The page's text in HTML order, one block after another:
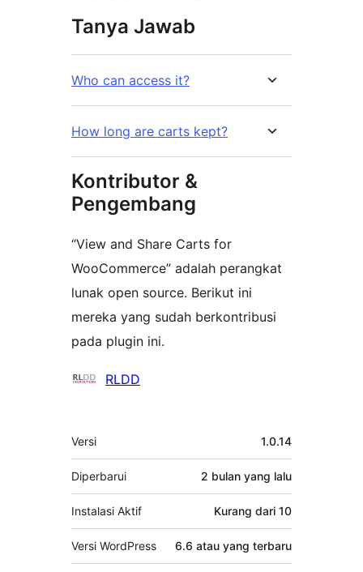
Tanya Jawab
Who can access it?
How long are carts kept?
Kontributor &
Pengembang
“View and Share Carts for
WooCommerce” adalah perangkat
lunak open source. Berikut ini
mereka yang sudah berkontribusi
pada plugin ini.
Kontributor
RLDD
Meta
Versi 1.0.14
Diperbarui 2 bulan yang lalu
Instalasi Aktif Kurang dari 10
Versi WordPress 6.6 atau yang terbaru